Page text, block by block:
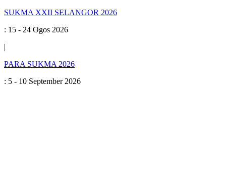
SUKMA XXII SELANGOR 2026
: 15 - 24 Ogos 2026
|
PARA SUKMA 2026
: 5 - 10 September 2026